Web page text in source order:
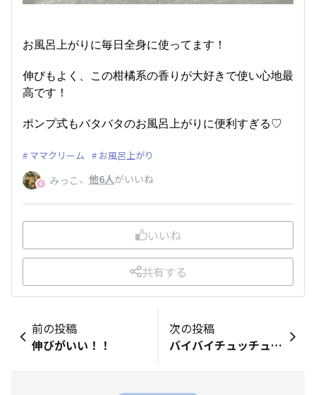
お風呂上がりに毎日全身に使ってます！
伸びもよく、この柑橘系の香りが大好きで使い心地最
高です！
ポンプ式もバタバタのお風呂上がりに便利すぎる♡
ママクリーム お風呂上がり
みっこ 、 他6人がいいね
いいね
共有する
前の投稿
伸びがいい！！
次の投稿
バイバイチュッチュ2代目💅